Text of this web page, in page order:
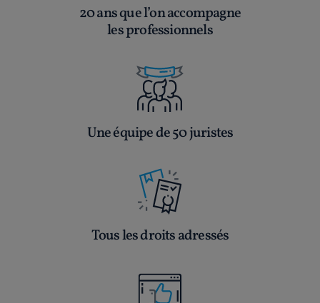
20 ans que l’on accompagne
les professionnels
Une équipe de 50 juristes
Tous les droits adressés